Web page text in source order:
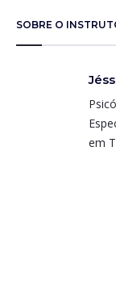
SOBRE O
em